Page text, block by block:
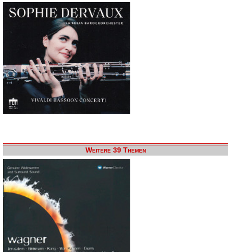
Weitere 39 Themen